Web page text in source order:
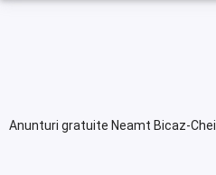
Anunturi gratuite Neamt Bicaz-Chei